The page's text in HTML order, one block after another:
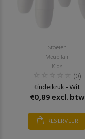
Stoelen
Meubilair
Kids
(0)
Kinderkruk - Wit
€0,89 excl. btw
RESERVEER